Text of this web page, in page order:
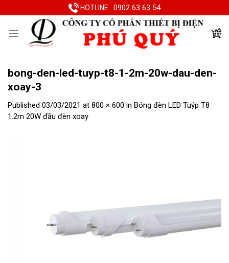
to
HOTLINE 0902 63 63 54
bong-den-led-tuyp-t8-1-2m-20w-dau-den-
xoay-3
Published 03/03/2021 at 800 × 600 in Bóng đèn LED Tuýp T8
1.2m 20W đầu đèn xoay